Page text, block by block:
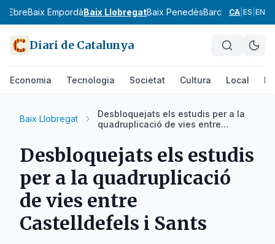
EbreBaix EmpordàBaix LlobregatBaix PenedèsBarcelonès
CA ES EN
Diari de Catalunya
Economia Tecnologia Societat Cultura Local
Baix Llobregat
Desbloquejats els estudis per a la
quadruplicació de vies entre
Desbloquejats els estudis
per a la quadruplicació
de vies entre
Castelldefels i Sants